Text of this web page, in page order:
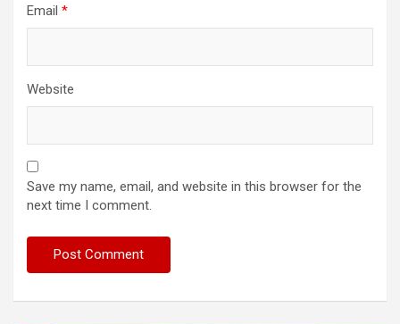
Email *
Website
Save my name, email, and website in this browser for the
next time I comment.